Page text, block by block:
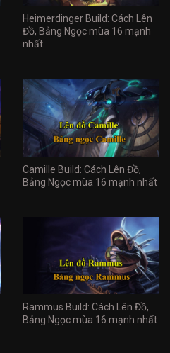
Heimerdinger Build: Cách Lên
Đồ, Bảng Ngọc mùa 16 mạnh
nhất
Camille Build: Cách Lên Đồ,
Bảng Ngọc mùa 16 mạnh nhất
Rammus Build: Cách Lên Đồ,
Bảng Ngọc mùa 16 mạnh nhất